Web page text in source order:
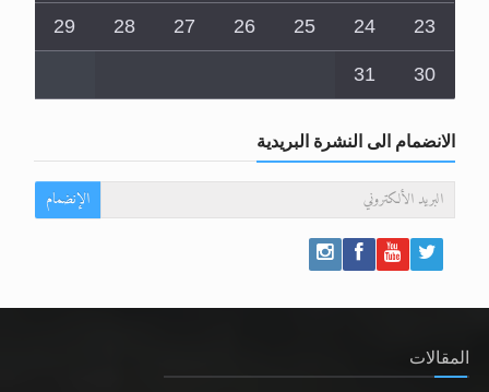
23
24
25
26
27
28
29
30
31
الانضمام الى النشرة البريدية
الإنضمام
المقالات